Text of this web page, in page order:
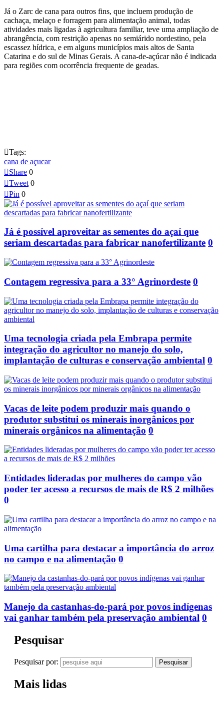
Já o Zarc de cana para outros fins, que incluem produção de
cachaça, melaço e forragem para alimentação animal, todas
atividades mais ligadas à agricultura familiar, teve uma ampliação de
abrangência, com restrição apenas no semiárido nordestino, pela
escassez hídrica, e em alguns municípios mais altos de Santa
Catarina e do sul de Minas Gerais. A cana-de-açúcar não é indicada
para regiões com ocorrência frequente de geadas.
Tags:
cana de açucar
Share 0
Tweet 0
Pin 0
Já é possível aproveitar as sementes do açaí que
seriam descartadas para fabricar nanofertilizante 0
Contagem regressiva para a 33° Agrinordeste 0
Uma tecnologia criada pela Embrapa permite
integração do agricultor no manejo do solo,
implantação de culturas e conservação ambiental 0
Vacas de leite podem produzir mais quando o
produtor substitui os minerais inorgânicos por
minerais orgânicos na alimentação 0
Entidades lideradas por mulheres do campo vão
poder ter acesso a recursos de mais de R$ 2 milhões
0
Uma cartilha para destacar a importância do arroz
no campo e na alimentação 0
Manejo da castanhas-do-pará por povos indígenas
vai ganhar também pela preservação ambiental 0
Pesquisar
Pesquisar por:
Mais lidas